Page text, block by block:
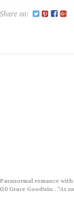
Share on:
romance
Grace Goodwin . *As